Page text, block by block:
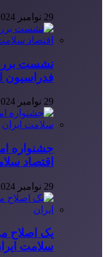
29 نوامبر 2024
نشست
فدراسیون
29 نوامبر 2024
اقتصاد
29 نوامبر 2024
یک اصلاح
سلامت